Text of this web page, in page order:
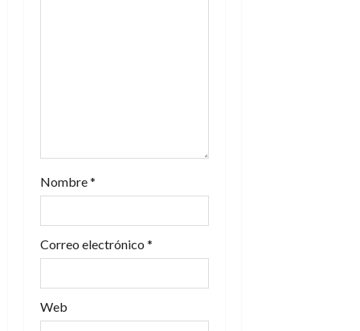
r
d
s
Nombre*
Correo electrónico *
Web